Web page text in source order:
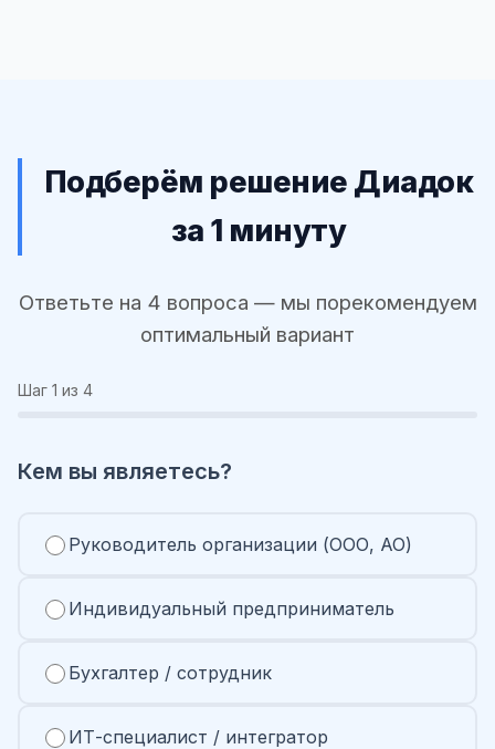
Подберём решение Диадок
за 1 минуту
Ответьте на 4 вопроса — мы порекомендуем
оптимальный вариант
Шаг 1 из 4
Кем вы являетесь?
Руководитель организации (ООО, АО)
Индивидуальный предприниматель
Бухгалтер / сотрудник
ИТ-специалист / интегратор